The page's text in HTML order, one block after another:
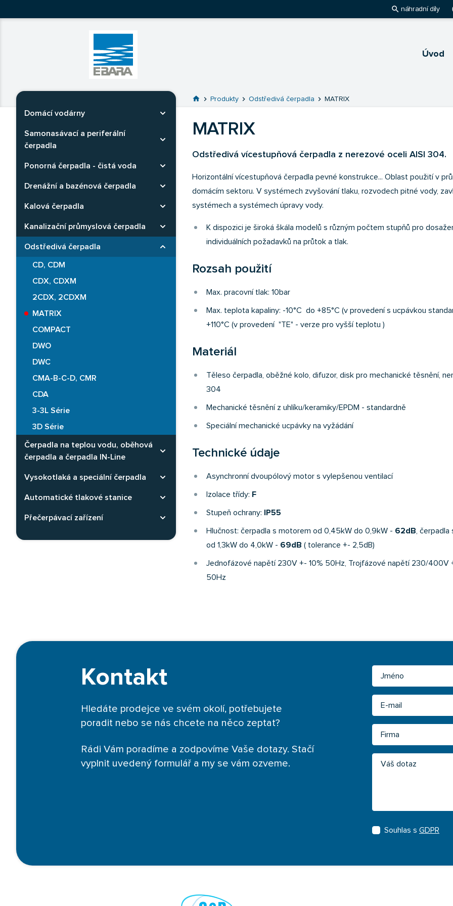
search náhradní díly
Ebara Česko
Úvod
Ebara - japonské čerpadlá
Domácí vodárny Rozbaliť kategóriu
Samonasávací a periferální
čerpadla
Rozbaliť kategóriu
Ponorná čerpadla - čistá voda Rozbaliť kategóriu
Drenážní a bazénová čerpadla Rozbaliť kategóriu
Kalová čerpadla Rozbaliť kategóriu
Kanalizační průmyslová čerpadla Rozbaliť kategóriu
Odstředivá čerpadla Rozbaliť kategóriu
CD, CDM
CDX, CDXM
2CDX, 2CDXM
MATRIX
COMPACT
DWO
DWC
CMA-B-C-D, CMR
CDA
3-3L Série
3D Série
Čerpadla na teplou vodu, oběhová
čerpadla a čerpadla IN-Line
Rozbaliť kategóriu
Vysokotlaká a speciální čerpadla Rozbaliť kategóriu
Automatické tlakové stanice Rozbaliť kategóriu
Přečerpávací zařízení Rozbaliť kategóriu
Prejsť na hlavnú stránku
home chevron_right Produkty chevron_right Odstředivá čerpadla chevron_right MATRIX
MATRIX
Odstředivá vícestupňová čerpadla z nerezové oceli AISI 304.
Horizontální vícestupňová čerpadla pevné konstrukce... Oblast použití v
domácím sektoru. V systémech zvyšování tlaku, rozvodech pitné vody,
systémech a systémech úpravy vody.
K dispozici je široká škála modelů s různým počtem stupňů pro
individuálních požadavků na průtok a tlak.
Rozsah použití
Max. pracovní tlak: 10bar
Max. teplota kapaliny: -10°C do +85°C (v provedení s ucpávkou
+110°C (v provedení "TE" - verze pro vyšší teplotu )
Materiál
Těleso čerpadla, oběžné kolo, difuzor, disk pro mechanické těsnění,
304
Mechanické těsnění z uhlíku/keramiky/EPDM - standardně
Speciální mechanické ucpávky na vyžádání
Technické údaje
Asynchronní dvoupólový motor s vylepšenou ventilací
Izolace třídy: F
Stupeň ochrany: IP55
Hlučnost: čerpadla s motorem od 0,45kW do 0,9kW - 62dB ,
od 1,3kW do 4,0kW - 69dB ( tolerance +- 2,5dB)
Jednofázové napětí 230V +- 10% 50Hz, Trojfázové napětí 230/400V
50Hz
Kontakt
Hledáte prodejce ve svém okolí, potřebujete
poradit nebo se nás chcete na něco zeptat?
Rádi Vám poradíme a zodpovíme Vaše dotazy. Stačí
vyplnit uvedený formulář a my se vám ozveme.
Jméno
Váš dotaz
Souhlas s GDPR